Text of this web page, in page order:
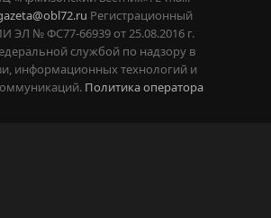
Регистрационный
ЭЛ № ФС77-66939 от 25.08.2016 г.
службой по надзору в
информационных технологий и
Политика оператора